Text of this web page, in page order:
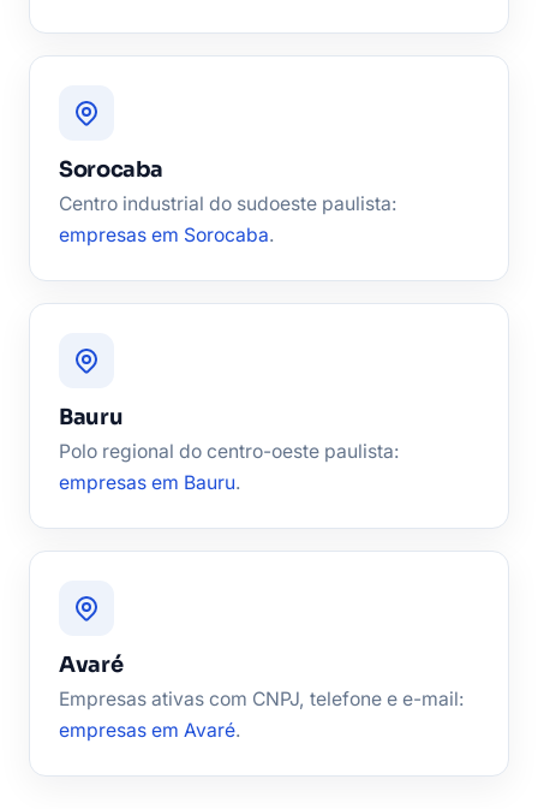
Sorocaba
Centro industrial do sudoeste paulista:
empresas em Sorocaba.
Bauru
Polo regional do centro-oeste paulista:
empresas em Bauru.
Avaré
Empresas ativas com CNPJ, telefone e e-mail:
empresas em Avaré.